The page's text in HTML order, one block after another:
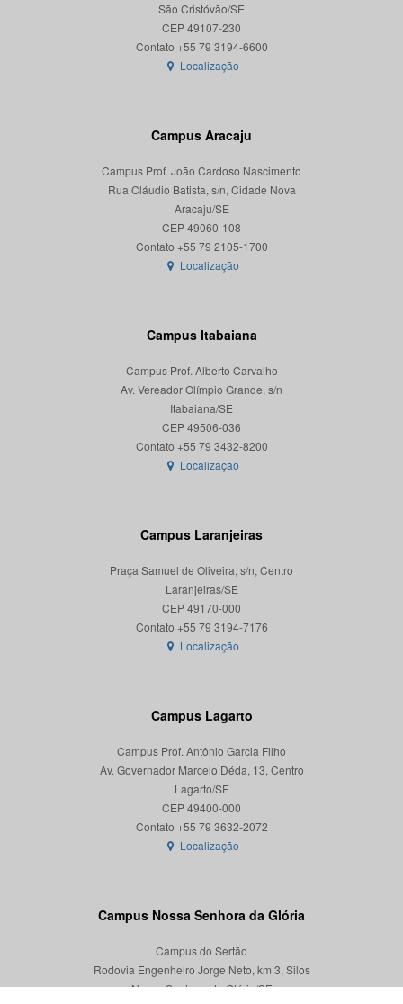
São Cristóvão/SE
CEP 49107-230
Localização
Campus Aracaju
Campus Prof. João Cardoso Nascimento
Rua Cláudio Batista, s/n, Cidade Nova
Aracaju/SE
CEP 49060-108
Localização
Campus Itabaiana
Campus Prof. Alberto Carvalho
Av. Vereador Olímpio Grande, s/n
Itabaiana/SE
CEP 49506-036
Localização
Campus Laranjeiras
Praça Samuel de Oliveira, s/n, Centro
Laranjeiras/SE
CEP 49170-000
Localização
Campus Lagarto
Campus Prof. Antônio Garcia Filho
Av. Governador Marcelo Déda, 13, Centro
Lagarto/SE
CEP 49400-000
Localização
Campus Nossa Senhora da Glória
Campus do Sertão
Rodovia Engenheiro Jorge Neto, km 3, Silos
Nossa Senhora da Glória/SE